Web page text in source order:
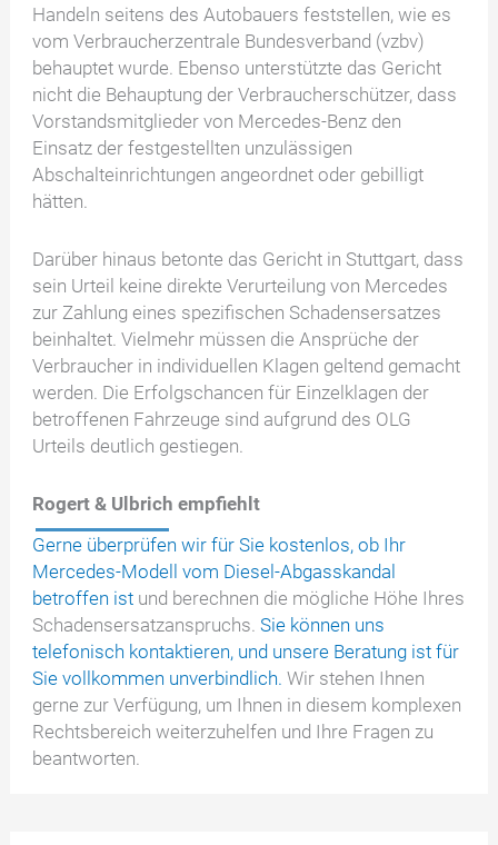
Handeln seitens des Autobauers feststellen, wie es
vom Verbraucherzentrale Bundesverband (vzbv)
behauptet wurde. Ebenso unterstützte das Gericht
nicht die Behauptung der Verbraucherschützer, dass
Vorstandsmitglieder von Mercedes-Benz den
Einsatz der festgestellten unzulässigen
Abschalteinrichtungen angeordnet oder gebilligt
hätten.
Darüber hinaus betonte das Gericht in Stuttgart, dass
sein Urteil keine direkte Verurteilung von Mercedes
zur Zahlung eines spezifischen Schadensersatzes
beinhaltet. Vielmehr müssen die Ansprüche der
Verbraucher in individuellen Klagen geltend gemacht
werden. Die Erfolgschancen für Einzelklagen der
betroffenen Fahrzeuge sind aufgrund des OLG
Urteils deutlich gestiegen.
Rogert & Ulbrich empfiehlt
Gerne überprüfen wir für Sie kostenlos, ob Ihr
Mercedes-Modell vom Diesel-Abgasskandal
betroffen ist und berechnen die mögliche Höhe Ihres
Schadensersatzanspruchs.Sie können uns
telefonisch kontaktieren, und unsere Beratung ist für
Sie vollkommen unverbindlich. Wir stehen Ihnen
gerne zur Verfügung, um Ihnen in diesem komplexen
Rechtsbereich weiterzuhelfen und Ihre Fragen zu
beantworten.